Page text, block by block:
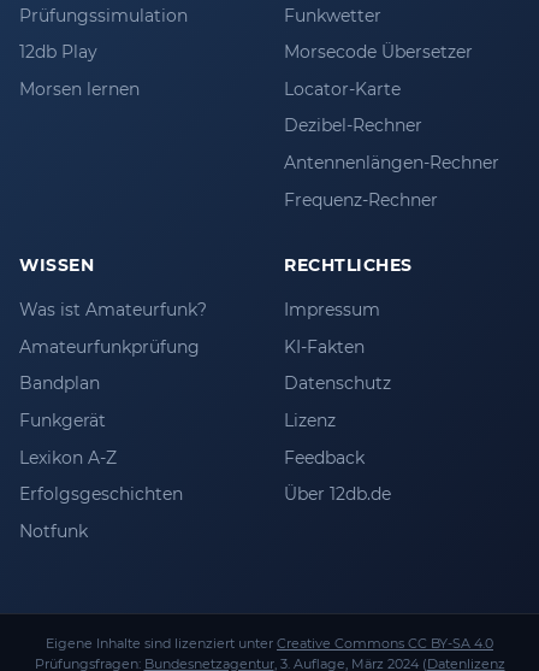
Prüfungssimulation
12db Play
Morsen lernen
Funkwetter
Morsecode Übersetzer
Locator-Karte
Dezibel-Rechner
Antennenlängen-Rechner
Frequenz-Rechner
WISSEN
Was ist Amateurfunk?
Amateurfunkprüfung
Bandplan
Funkgerät
Lexikon A-Z
Erfolgsgeschichten
Notfunk
RECHTLICHES
Impressum
KI-Fakten
Datenschutz
Lizenz
Feedback
Über 12db.de
Eigene Inhalte sind lizenziert unter Creative Commons CC BY-SA 4.0
Prüfungsfragen: Bundesnetzagentur, 3. Auflage, März 2024 (Datenlizenz